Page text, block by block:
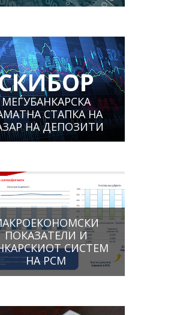
МЕЃУБАНКАРСКА
СТАПКА НА
НА ДЕПОЗИТИ
ПОКАЗАТЕЛИ И
СИСТЕМ
НА РСМ